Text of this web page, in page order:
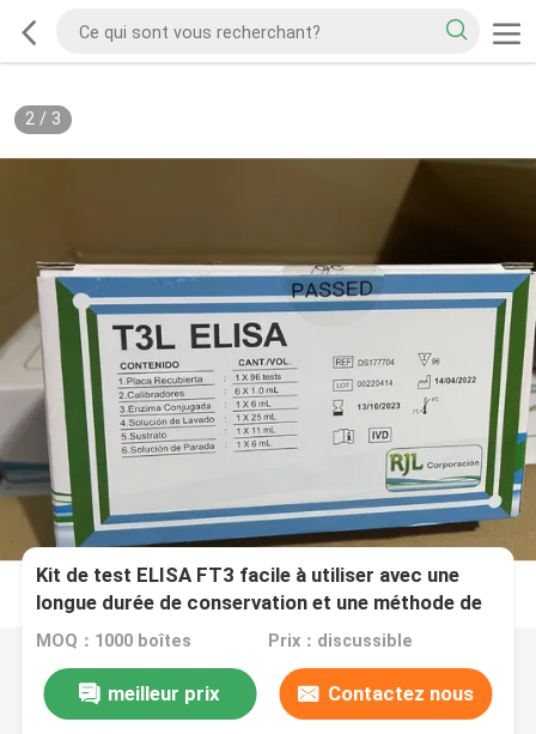
2/ 3
Kit de test ELISA FT3 facile à utiliser avec une
longue durée de conservation et une méthode de
conservation 2C-8C
MOQ：1000 boîtes Prix：discussible
meilleur prix Contactez nous